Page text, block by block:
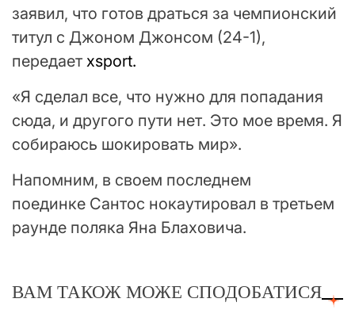
заявил, что готов драться за чемпионский
титул с Джоном Джонсом (24-1),
передает xsport.
«Я сделал все, что нужно для попадания
сюда, и другого пути нет. Это мое время. Я
собираюсь шокировать мир».
Напомним, в своем последнем
поединке Сантос нокаутировал в третьем
раунде поляка Яна Блаховича.
ВАМ ТАКОЖ МОЖЕ СПОДОБАТИСЯ